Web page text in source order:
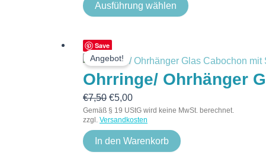
Ausführung wählen
Save
Angebot!
Ohrringe/ Ohrhänger
€7,50
Ursprünglicher
Preis
war:
€5,00
Preis
ist:
€5,00.
Gemäß § 19 UStG wird keine MwSt. berechnet.
zzgl. Versandkosten
In den Warenkorb